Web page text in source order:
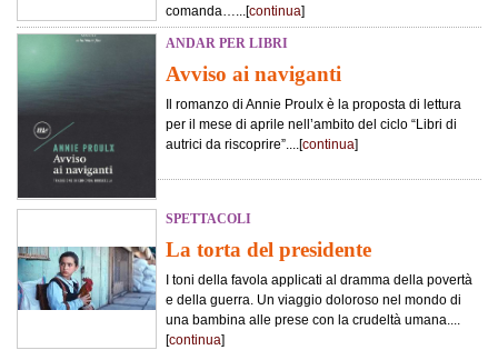
comanda…...[continua]
ANDAR PER LIBRI
Avviso ai naviganti
Il romanzo di Annie Proulx è la proposta di lettura
per il mese di aprile nell’ambito del ciclo “Libri di
autrici da riscoprire”....[continua]
SPETTACOLI
La torta del presidente
I toni della favola applicati al dramma della povertà
e della guerra. Un viaggio doloroso nel mondo di
una bambina alle prese con la crudeltà umana....
[continua]